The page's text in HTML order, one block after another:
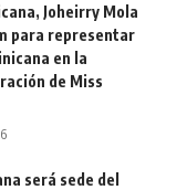
Joheirry Mola
para representar
en la
de Miss
será sede del